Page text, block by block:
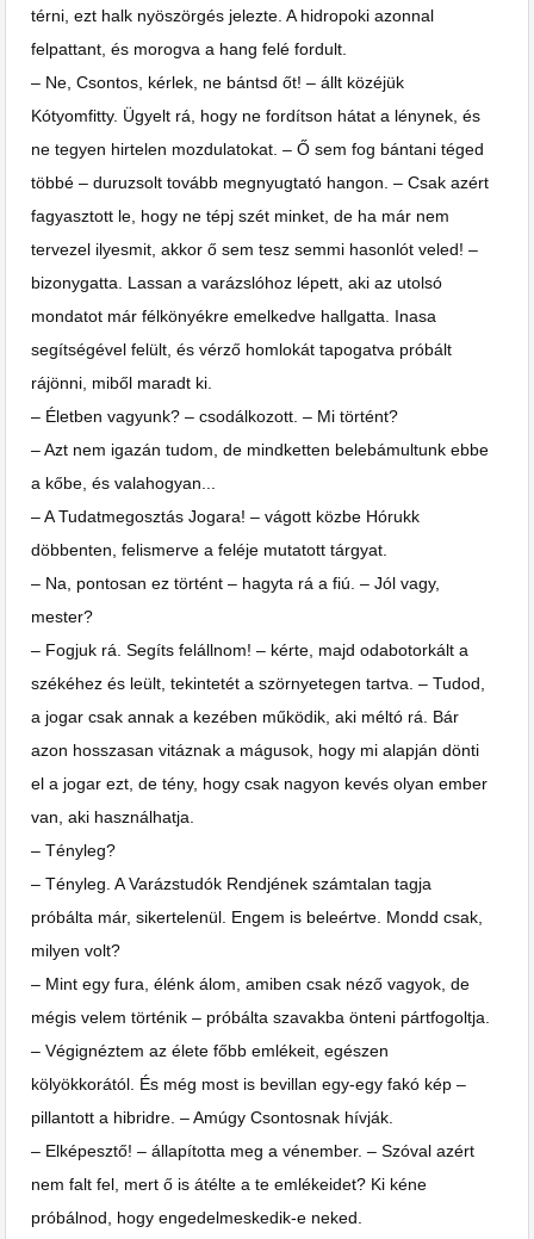
térni, ezt halk nyöszörgés jelezte. A hidropoki azonnal
felpattant, és morogva a hang felé fordult.
– Ne, Csontos, kérlek, ne bántsd őt! – állt közéjük
Kótyomfitty. Ügyelt rá, hogy ne fordítson hátat a lénynek, és
ne tegyen hirtelen mozdulatokat. – Ő sem fog bántani téged
többé – duruzsolt tovább megnyugtató hangon. – Csak azért
fagyasztott le, hogy ne tépj szét minket, de ha már nem
tervezel ilyesmit, akkor ő sem tesz semmi hasonlót veled! –
bizonygatta. Lassan a varázslóhoz lépett, aki az utolsó
mondatot már félkönyékre emelkedve hallgatta. Inasa
segítségével felült, és vérző homlokát tapogatva próbált
rájönni, miből maradt ki.
– Életben vagyunk? – csodálkozott. – Mi történt?
– Azt nem igazán tudom, de mindketten belebámultunk ebbe
a kőbe, és valahogyan...
– A Tudatmegosztás Jogara! – vágott közbe Hórukk
döbbenten, felismerve a feléje mutatott tárgyat.
– Na, pontosan ez történt – hagyta rá a fiú. – Jól vagy,
mester?
– Fogjuk rá. Segíts felállnom! – kérte, majd odabotorkált a
székéhez és leült, tekintetét a szörnyetegen tartva. – Tudod,
a jogar csak annak a kezében működik, aki méltó rá. Bár
azon hosszasan vitáznak a mágusok, hogy mi alapján dönti
el a jogar ezt, de tény, hogy csak nagyon kevés olyan ember
van, aki használhatja.
– Tényleg?
– Tényleg. A Varázstudók Rendjének számtalan tagja
próbálta már, sikertelenül. Engem is beleértve. Mondd csak,
milyen volt?
– Mint egy fura, élénk álom, amiben csak néző vagyok, de
mégis velem történik – próbálta szavakba önteni pártfogoltja.
– Végignéztem az élete főbb emlékeit, egészen
kölyökkorától. És még most is bevillan egy-egy fakó kép –
pillantott a hibridre. – Amúgy Csontosnak hívják.
– Elképesztő! – állapította meg a vénember. – Szóval azért
nem falt fel, mert ő is átélte a te emlékeidet? Ki kéne
próbálnod, hogy engedelmeskedik-e neked.